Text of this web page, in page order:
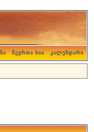
წევრთა სია კალენდარი